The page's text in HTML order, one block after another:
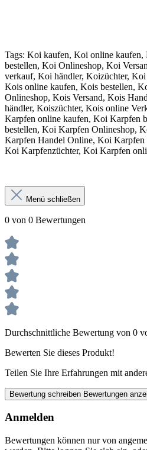
Tags: Koi kaufen, Koi online
bestellen, Koi Onlineshop, Koi
verkauf, Koi händler, Koizüchter,
Kois online kaufen, Kois bestellen,
Onlineshop, Kois Versand, Kois
händler, Koiszüchter, Kois online
Karpfen online kaufen, Koi Karpfen
bestellen, Koi Karpfen Onlineshop,
Karpfen Handel Online, Koi
Koi Karpfenzüchter, Koi Karpfen
Menü schließen
0 von 0 Bewertungen
Durchschnittliche Bewertung von 0
Bewerten Sie dieses Produkt!
Teilen Sie Ihre Erfahrungen mit
Bewertung schreiben Bewertungen
Anmelden
Bewertungen können nur von